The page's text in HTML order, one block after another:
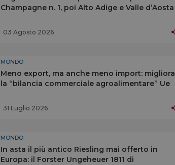
Champagne n. 1, poi Alto Adige e Valle d’Aosta
03 Agosto 2026
MONDO
Meno export, ma anche meno import: migliora
la “bilancia commerciale agroalimentare” Ue
31 Luglio 2026
MONDO
In asta il più antico Riesling mai offerto in
Europa: il Forster Ungeheuer 1811 di